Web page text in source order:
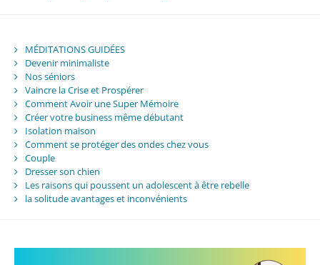
MÉDITATIONS GUIDÉES
Devenir minimaliste
Nos séniors
Vaincre la Crise et Prospérer
Comment Avoir une Super Mémoire
Créer votre business même débutant
Isolation maison
Comment se protéger des ondes chez vous
Couple
Dresser son chien
Les raisons qui poussent un adolescent à être rebelle
la solitude avantages et inconvénients